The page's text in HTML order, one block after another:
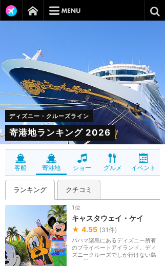
ディズニー・クルーズライン
寄港地ランキング 2026
客船 寄港地 ショー グルメ イベント
ランキング クチコミ
1位
キャスタウェイ・ケイ
★ 4.55 (31件)
バハマ諸島にあるディズニー所有
のプライベートアイランド。ディ
ズニークルーズでしか行けない島
では様々なグリー...